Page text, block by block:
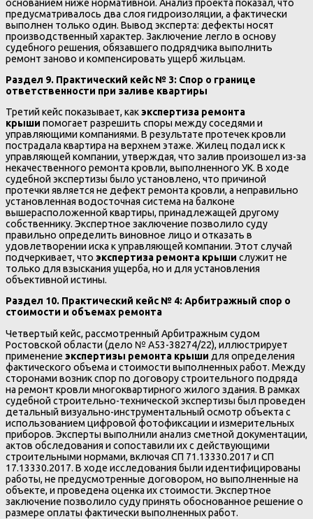
основанием ниже нормативной. Анализ проекта показал, что
предусматривалось два слоя гидроизоляции, а фактически
выполнен только один. Вывод эксперта: дефекты носят
производственный характер. Заключение легло в основу
судебного решения, обязавшего подрядчика выполнить
ремонт заново и компенсировать ущерб жильцам.
Раздел 9. Практический кейс № 3: Спор о границе
ответственности при заливе квартиры
Третий кейс показывает, какэкспертиза ремонта
крыши помогает разрешить споры между соседями и
управляющими компаниями. В результате протечек кровли
пострадала квартира на верхнем этаже. Жилец подал иск к
управляющей компании, утверждая, что залив произошел из-за
некачественного ремонта кровли, выполненного УК. В ходе
судебной экспертизы было установлено, что причиной
протечки является не дефект ремонта кровли, а неправильно
установленная водосточная система на балконе
вышерасположенной квартиры, принадлежащей другому
собственнику. Экспертное заключение позволило суду
правильно определить виновное лицо и отказать в
удовлетворении иска к управляющей компании. Этот случай
подчеркивает, что экспертиза ремонта крыши служит не
только для взыскания ущерба, но и для установления
объективной истины.
Раздел 10. Практический кейс № 4: Арбитражный спор о
стоимости и объемах ремонта
Четвертый кейс, рассмотренный Арбитражным судом
Ростовской области (дело № А53-38274/22), иллюстрирует
применение экспертизы ремонта крыши для определения
фактического объема и стоимости выполненных работ. Между
сторонами возник спор по договору строительного подряда
на ремонт кровли многоквартирного жилого здания. В рамках
судебной строительно-технической экспертизы был проведен
детальный визуально-инструментальный осмотр объекта с
использованием цифровой фотофиксации и измерительных
приборов. Эксперты выполнили анализ сметной документации,
актов обследования и сопоставили их с действующими
строительными нормами, включая СП 71.13330.2017 и СП
17.13330.2017. В ходе исследования были идентифицированы
работы, не предусмотренные договором, но выполненные на
объекте, и проведена оценка их стоимости. Экспертное
заключение позволило суду принять обоснованное решение о
размере оплаты фактически выполненных работ.